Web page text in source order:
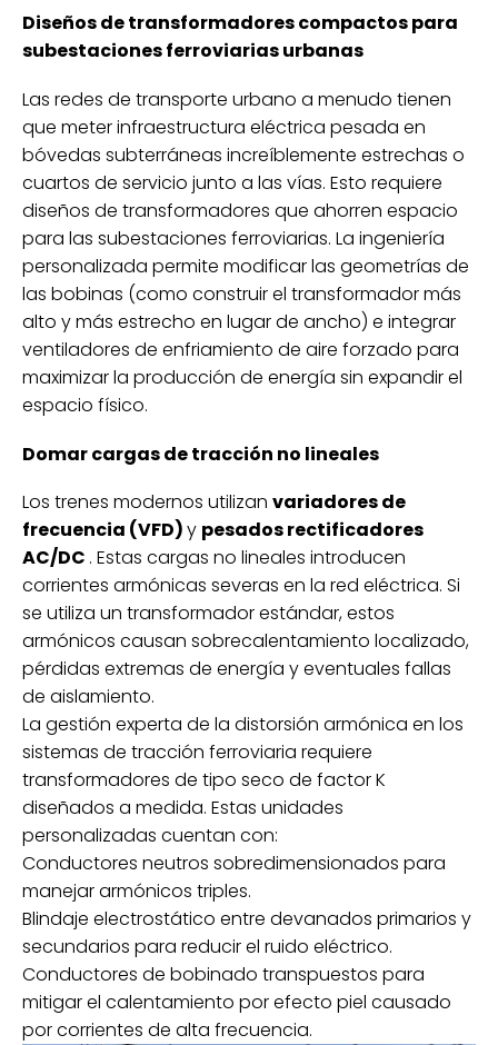
Diseños de transformadores compactos para
subestaciones ferroviarias urbanas
Las redes de transporte urbano a menudo tienen
que meter infraestructura eléctrica pesada en
bóvedas subterráneas increíblemente estrechas o
cuartos de servicio junto a las vías. Esto requiere
diseños de transformadores que ahorren espacio
para las subestaciones ferroviarias. La ingeniería
personalizada permite modificar las geometrías de
las bobinas (como construir el transformador más
alto y más estrecho en lugar de ancho) e integrar
ventiladores de enfriamiento de aire forzado para
maximizar la producción de energía sin expandir el
espacio físico.
Domar cargas de tracción no lineales
Los trenes modernos utilizan variadores de
frecuencia (VFD)y pesados ​​rectificadores
AC/DC . Estas cargas no lineales introducen
corrientes armónicas severas en la red eléctrica. Si
se utiliza un transformador estándar, estos
armónicos causan sobrecalentamiento localizado,
pérdidas extremas de energía y eventuales fallas
de aislamiento.
La gestión experta de la distorsión armónica en los
sistemas de tracción ferroviaria requiere
transformadores de tipo seco de factor K
diseñados a medida. Estas unidades
personalizadas cuentan con:
Conductores neutros sobredimensionados para
manejar armónicos triples.
Blindaje electrostático entre devanados primarios y
secundarios para reducir el ruido eléctrico.
Conductores de bobinado transpuestos para
mitigar el calentamiento por efecto piel causado
por corrientes de alta frecuencia.